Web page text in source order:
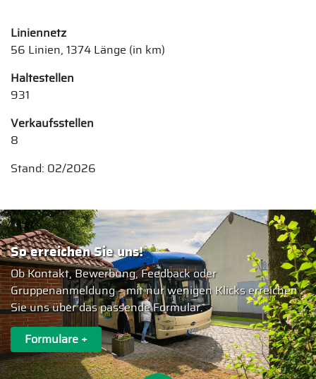
Liniennetz
56 Linien, 1374 Länge (in km)
Haltestellen
931
Verkaufsstellen
8
Stand: 02/2026
So erreichen Sie uns!
Ob Kontakt, Bewerbung, Feedback oder
Gruppenanmeldung – mit nur wenigen Klicks erreichen
Sie uns über das passende Formular.
Formulare +